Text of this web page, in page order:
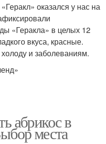
оказался у нас на
«Геракла» в целых 12
вкуса, красные.
и заболеваниям.
абрикос в
места